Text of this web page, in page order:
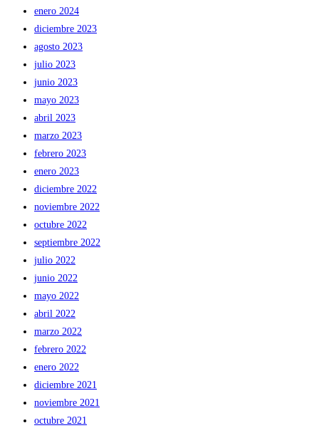
enero 2024
diciembre 2023
agosto 2023
julio 2023
junio 2023
mayo 2023
abril 2023
marzo 2023
febrero 2023
enero 2023
diciembre 2022
noviembre 2022
octubre 2022
septiembre 2022
julio 2022
junio 2022
mayo 2022
abril 2022
marzo 2022
febrero 2022
enero 2022
diciembre 2021
noviembre 2021
octubre 2021